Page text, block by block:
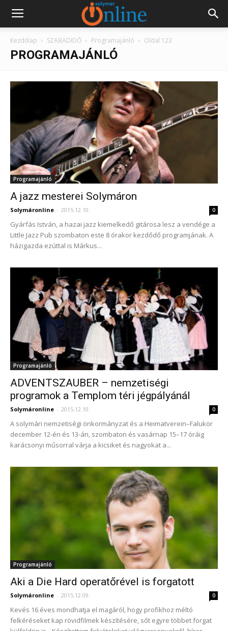
Kezdőlap SZABADIDŐ Programajánló Oldal 123
PROGRAMAJÁNLÓ
Programajánló
A jazz mesterei Solymáron
Solymáronline - 2015.12.10. 0
Gyárfás István, a hazai jazz kiemelkedő gitárosa lesz a vendége a
Little Jazz Pub szombaton este 8 órakor kezdődő programjának. A
házigazda ezúttal is Márkus...
Programajánló
ADVENTSZAUBER – nemzetiségi
programok a Templom téri jégpályánál
Solymáronline - 2015.12.10. 0
A solymári nemzetiségi önkormányzat és a Heimatverein–Falukör
december 12-én és 13-án, szombaton és vasárnap 15–17 óráig
karácsonyi műsorral várja a kicsiket és nagyokat a...
Programajánló
Aki a Die Hard operatőrével is forgatott
Solymáronline - 2015.12.09. 0
Kevés 16 éves mondhatja el magáról, hogy profikhoz méltó
felkéréseket kap rövidfilmek készítésére, sőt egyre többet forgat